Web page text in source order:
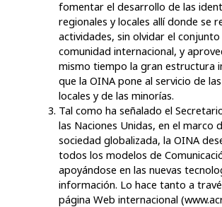
fomentar el desarrollo de las
regionales y locales allí donde se
actividades, sin olvidar el conjunto
comunidad internacional, y
mismo tiempo la gran estructura
que la OINA pone al servicio de
locales y de las minorías.
Tal como ha señalado el
las Naciones Unidas, en el marco
sociedad globalizada, la OINA
todos los modelos de
apoyándose en las nuevas
información. Lo hace tanto a
página Web internacional